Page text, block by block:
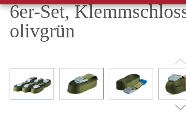
6er-Set,
olivgrün
Bildergalerie überspringen